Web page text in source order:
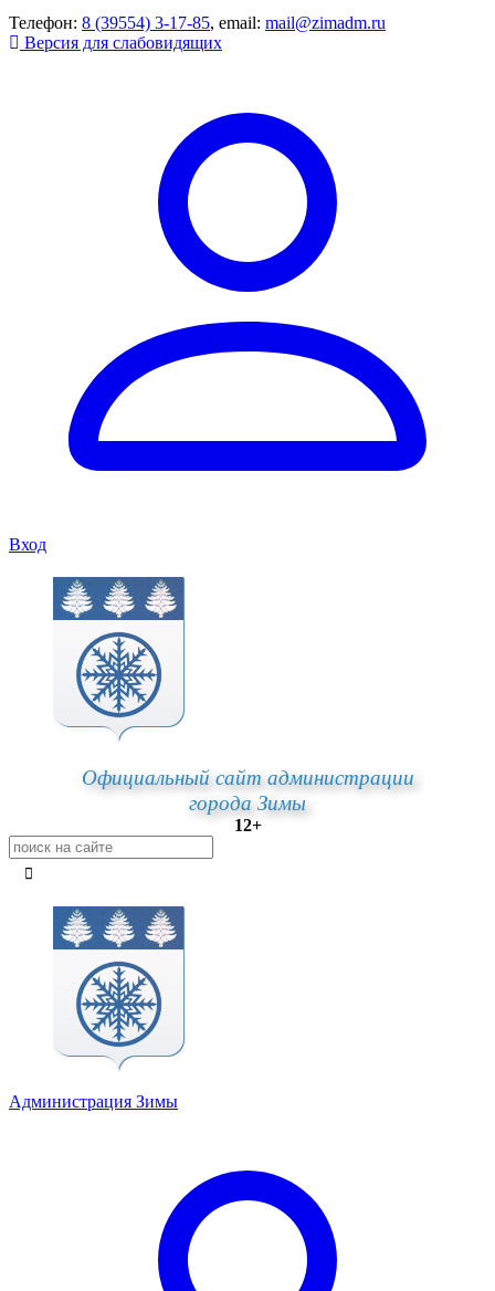
Телефон: 8 (39554) 3-17-85, email: mail@zimadm.ru
Версия для слабовидящих
Вход
Официальный сайт администрации
города Зимы
12+
Администрация Зимы